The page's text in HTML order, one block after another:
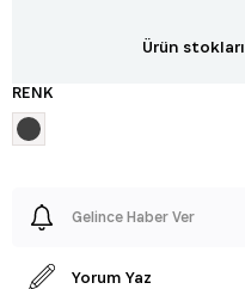
Ürün
RENK
Gelince Haber Ver
Yorum Yaz